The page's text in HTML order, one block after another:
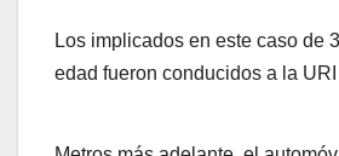
Los implicados en este caso de
edad fueron conducidos a la